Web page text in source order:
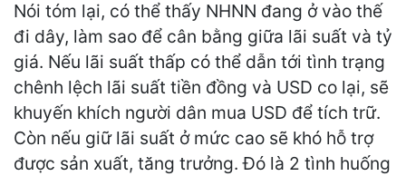
Nói tóm lại, có thể thấy NHNN đang ở vào thế
đi dây, làm sao để cân bằng giữa lãi suất và tỷ
giá. Nếu lãi suất thấp có thể dẫn tới tình trạng
chênh lệch lãi suất tiền đồng và USD co lại, sẽ
khuyến khích người dân mua USD để tích trữ.
Còn nếu giữ lãi suất ở mức cao sẽ khó hỗ trợ
được sản xuất, tăng trưởng. Đó là 2 tình huống